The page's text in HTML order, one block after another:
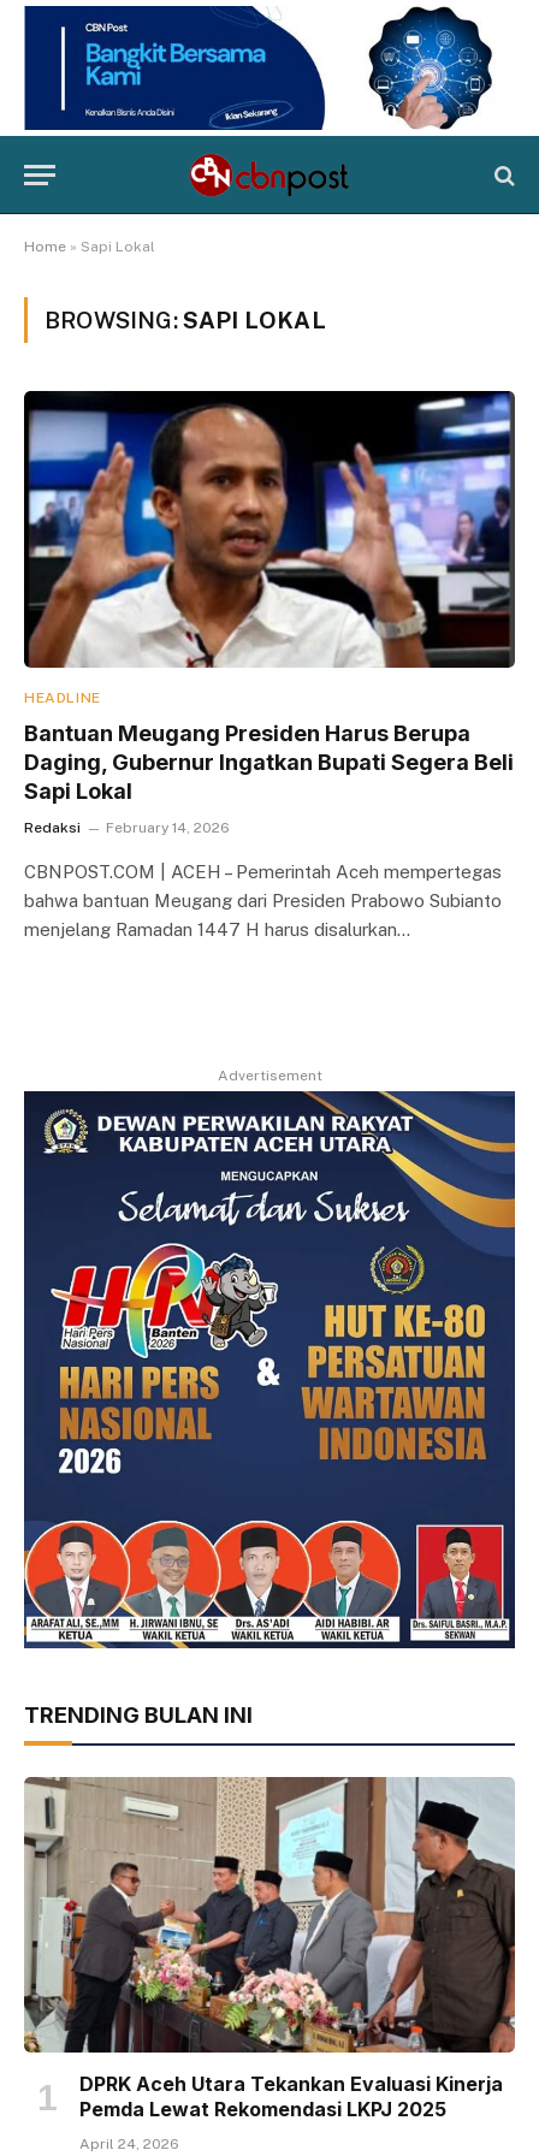
Home » Sapi Lokal
BROWSING:SAPI LOKAL
HEADLINE
Bantuan Meugang Presiden Harus Berupa
Daging, Gubernur Ingatkan Bupati Segera Beli
Sapi Lokal
Redaksi February 14, 2026
CBNPOST.COM | ACEH – Pemerintah Aceh mempertegas
bahwa bantuan Meugang dari Presiden Prabowo Subianto
menjelang Ramadan 1447 H harus disalurkan…
Advertisement
TRENDING BULAN INI
DPRK Aceh Utara Tekankan Evaluasi Kinerja
Pemda Lewat Rekomendasi LKPJ 2025
April 24, 2026